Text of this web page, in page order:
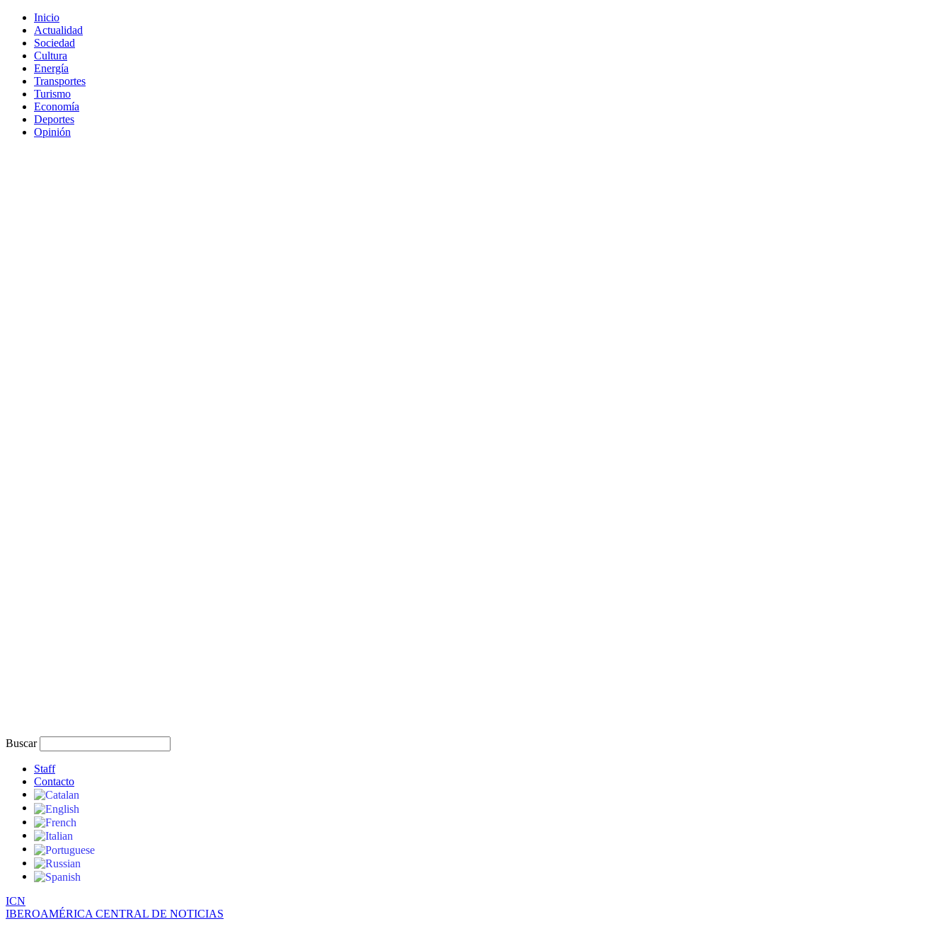
Inicio
Actualidad
Sociedad
Cultura
Energía
Transportes
Turismo
Economía
Deportes
Opinión
Buscar
Staff
Contacto
ICN
IBEROAMÉRICA CENTRAL DE NOTICIAS